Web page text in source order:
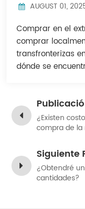
中文
AUGUST 01,
Comprar en el
comprar
transfronterizas
dónde se
¿Existen
compra de
Siguiente
¿Obtendré
cantidades?